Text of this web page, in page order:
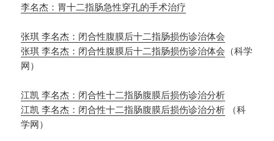
李名杰：胃十二指肠急性穿孔的手术治疗
张琪 李名杰：闭合性腹膜后十二指肠损伤诊治体会
张琪 李名杰：闭合性腹膜后十二指肠损伤诊治体会 （科学
网）
江凯 李名杰：闭合性十二指肠腹膜后损伤诊治分析
江凯 李名杰：闭合性十二指肠腹膜后损伤诊治分析 （科
学网）